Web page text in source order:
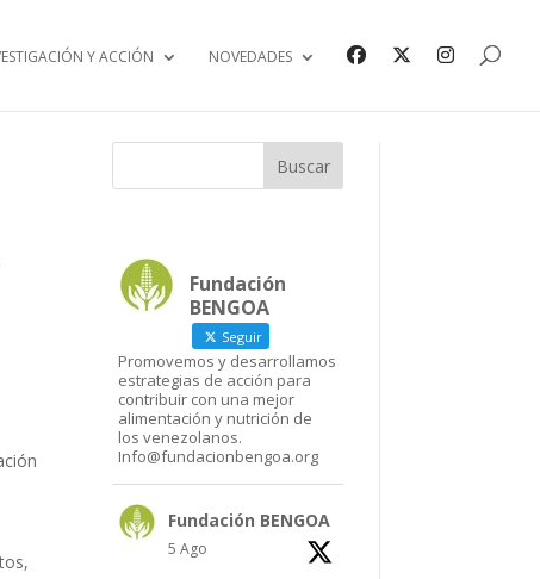
Y ACCIÓN NOVEDADES
Fundación
BENGOA
Seguir
Promovemos y desarrollamos
estrategias de acción para
contribuir con una mejor
alimentación y nutrición de
los venezolanos.
Info@fundacionbengoa.org
Fundación BENGOA
5 Ago